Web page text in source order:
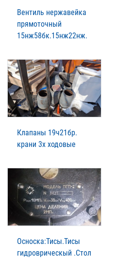
Вентиль нержавейка
прямоточный
15нж58бк.15нж22нж.
Клапаны 19ч21бр.
крани 3х ходовые
Осноска:Тисы.Тисы
гидроврическый .Стол